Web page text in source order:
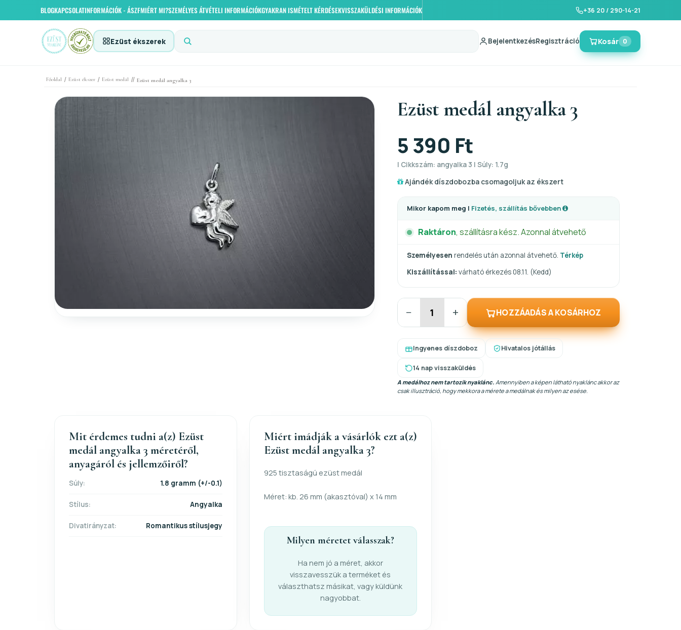
BLOGKAPCSOLATINFORMÁCIÓK - ÁSZFMIÉRT MI?SZEMÉLYES ÁTVÉTELI INFORMÁCIÓKGYAKRAN ISMÉTELT KÉRDÉSEKVISSZAKÜLDÉSI INFORMÁCIÓK +36 20 / 290-14-21
Ezüst ékszerek BejelentkezésRegisztráció Kosár 0
Főoldal / Ezüst ékszer / Ezüst medál // Ezüst medál angyalka 3
Ezüst medál angyalka 3
5 390 Ft
| Cikkszám: angyalka 3 | Súly: 1.7g
Ajándék díszdobozba csomagoljuk az ékszert
Mikor kapom meg | Fizetés, szállítás bővebben
Raktáron, szállításra kész. Azonnal átvehető
Személyesen rendelés után azonnal átvehető. Térkép
Kiszállítással: várható érkezés 08.11. (Kedd)
− + HOZZÁADÁS A KOSÁRHOZ
Ingyenes díszdoboz Hivatalos jótállás
14 nap visszaküldés
A medálhoz nem tartozik nyaklánc. Amennyiben a képen látható nyaklánc akkor az
csak illusztráció, hogy mekkora a mérete a medálnak és milyen az esése.
Mit érdemes tudni a(z) Ezüst
medál angyalka 3 méretéről,
anyagáról és jellemzőiről?
Súly: 1.8 gramm (+/-0.1)
Stílus: Angyalka
Divatirányzat: Romantikus stílusjegy
Miért imádják a vásárlók ezt a(z)
Ezüst medál angyalka 3?
925 tisztaságú ezüst medál
Méret: kb. 26 mm (akasztóval) x 14 mm
Milyen méretet válasszak?
Ha nem jó a méret, akkor
visszavesszük a terméket és
választhatsz másikat, vagy küldünk
nagyobbat.